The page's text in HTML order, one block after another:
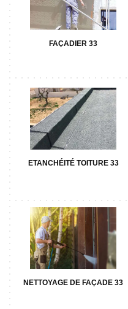
FAÇADIER 33
ETANCHÉITÉ TOITURE 33
NETTOYAGE DE FAÇADE 33